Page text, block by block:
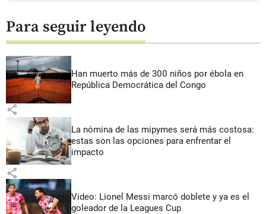
Para seguir leyendo
Han muerto más de 300 niños por ébola en
República Democrática del Congo
share
La nómina de las mipymes será más costosa:
estas son las opciones para enfrentar el
impacto
share
Video: Lionel Messi marcó doblete y ya es el
goleador de la Leagues Cup